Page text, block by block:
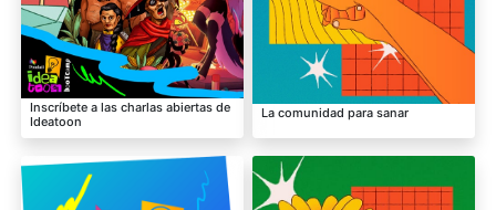
Inscríbete a las charlas abiertas de
Ideatoon
La comunidad para sanar